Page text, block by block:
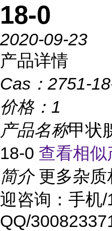
18-0
2020-09-23
产品详情
Cas： 2751-
价格： 1
产品名称甲状
18-0 查看相
简介 更多杂质
迎咨询：手机
QQ/